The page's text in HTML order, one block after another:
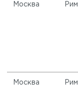
Москва Рим
Москва Рим